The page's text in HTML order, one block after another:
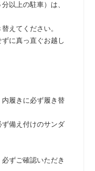
以上の駐車）は、
えてください。
に真っ直ぐお越し
内履きに必ず履き替
ず備え付けのサンダ
ずご確認いただき